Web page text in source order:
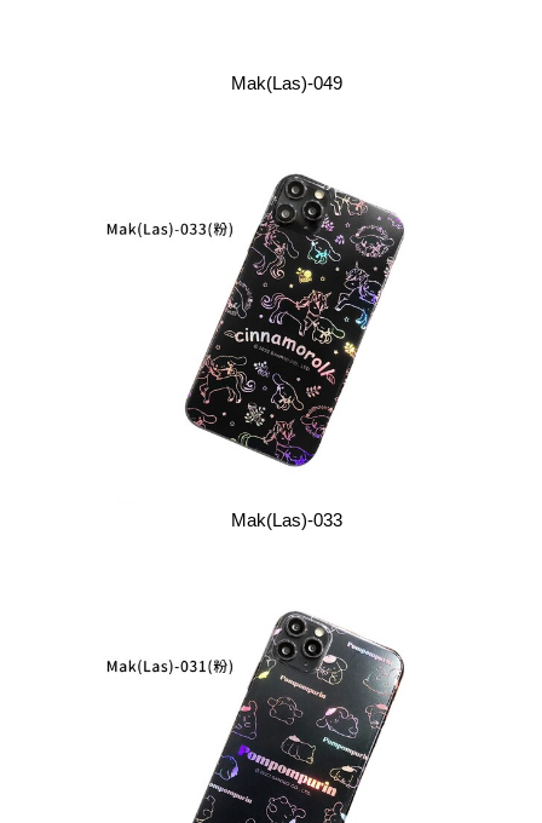
Mak(Las)-049
Mak(Las)-033